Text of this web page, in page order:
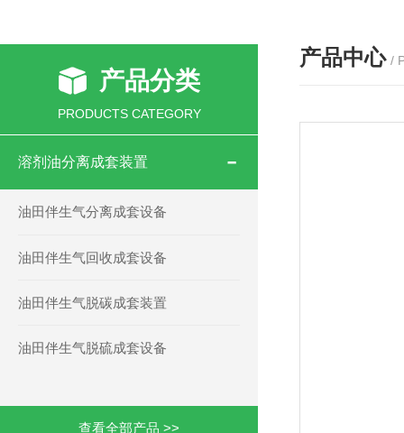
产品分类
PRODUCTS CATEGORY
溶剂油分离成套装置
油田伴生气分离成套设备
油田伴生气回收成套设备
油田伴生气脱碳成套装置
油田伴生气脱硫成套设备
查看全部产品 >>
产品中心 /